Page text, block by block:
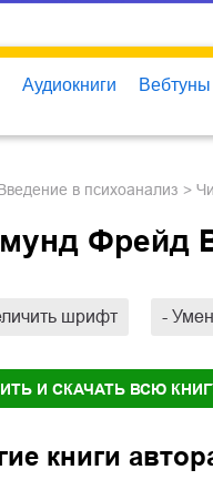
Аудиокниги Вебтуны
Введение в психоанализ
Фрейд
шрифт -
И СКАЧАТЬ ВСЮ
книги